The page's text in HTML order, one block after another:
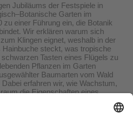
Jubiläums der Festspiele in
Garten im
zu einer Führung ein, die Botanik
Wir erklären warum sich
Klingen eignet, weshalb in der
steckt, was tropische
Tasten eines Flügels zu
Pflanzen im Garten
Baumarten vom Wald
erfahren wir, wie Wachstum,
die Eigenschaften eines
die Vielfalt der Wälder auch
Bedeutung ist.